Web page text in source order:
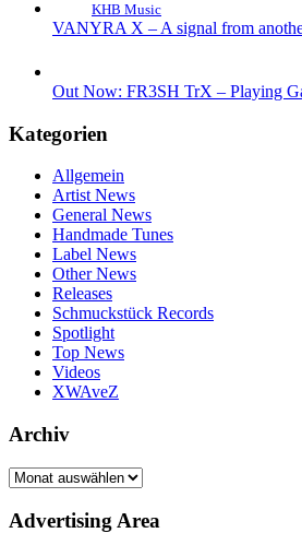
KHB Music
VANYRA X – A signal from
Out Now: FR3SH TrX – Playing
Kategorien
Allgemein
Artist News
General News
Handmade Tunes
Label News
Other News
Releases
Schmuckstück Records
Spotlight
Top News
Videos
XWAveZ
Archiv
Archiv
Advertising Area